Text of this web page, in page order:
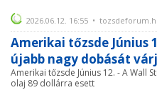
2026.06.12. 16:55 •
Amerikai tőzsde Június
újabb nagy dobását
Amerikai tőzsde Június 12. - A Wall
olaj 89 dollárra esett